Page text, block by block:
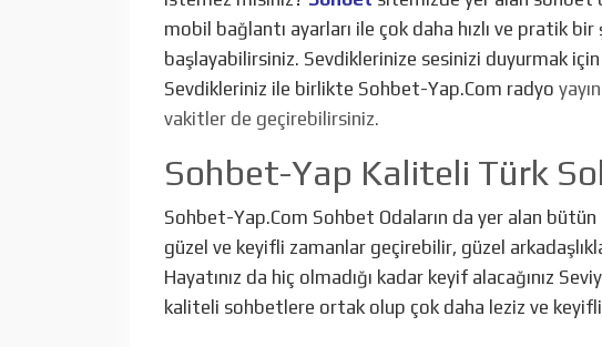
mobil bağlantı ayarları ile çok daha hızlı ve pratik
başlayabilirsiniz. Sevdiklerinize sesinizi duyurmak
Sevdikleriniz ile birlikte Sohbet-Yap.Com radyo
vakitler de geçirebilirsiniz.
Sohbet-Yap Kaliteli Türk
Sohbet-Yap.Com Sohbet Odaların da yer alan bütün
güzel ve keyifli zamanlar geçirebilir, güzel
Hayatınız da hiç olmadığı kadar keyif alacağınız
kaliteli sohbetlere ortak olup çok daha leziz ve